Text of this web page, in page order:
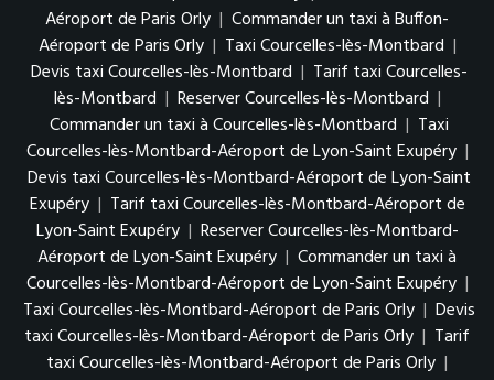
Aéroport de Paris Orly | Commander un taxi à Buffon-
Aéroport de Paris Orly | Taxi Courcelles-lès-Montbard |
Devis taxi Courcelles-lès-Montbard | Tarif taxi Courcelles-
lès-Montbard | Reserver Courcelles-lès-Montbard |
Commander un taxi à Courcelles-lès-Montbard | Taxi
Courcelles-lès-Montbard-Aéroport de Lyon-Saint Exupéry |
Devis taxi Courcelles-lès-Montbard-Aéroport de Lyon-Saint
Exupéry | Tarif taxi Courcelles-lès-Montbard-Aéroport de
Lyon-Saint Exupéry | Reserver Courcelles-lès-Montbard-
Aéroport de Lyon-Saint Exupéry | Commander un taxi à
Courcelles-lès-Montbard-Aéroport de Lyon-Saint Exupéry |
Taxi Courcelles-lès-Montbard-Aéroport de Paris Orly | Devis
taxi Courcelles-lès-Montbard-Aéroport de Paris Orly | Tarif
taxi Courcelles-lès-Montbard-Aéroport de Paris Orly |